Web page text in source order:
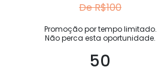
De R$100
Promoção por tempo limitado.
Não perca esta oportunidade.
50